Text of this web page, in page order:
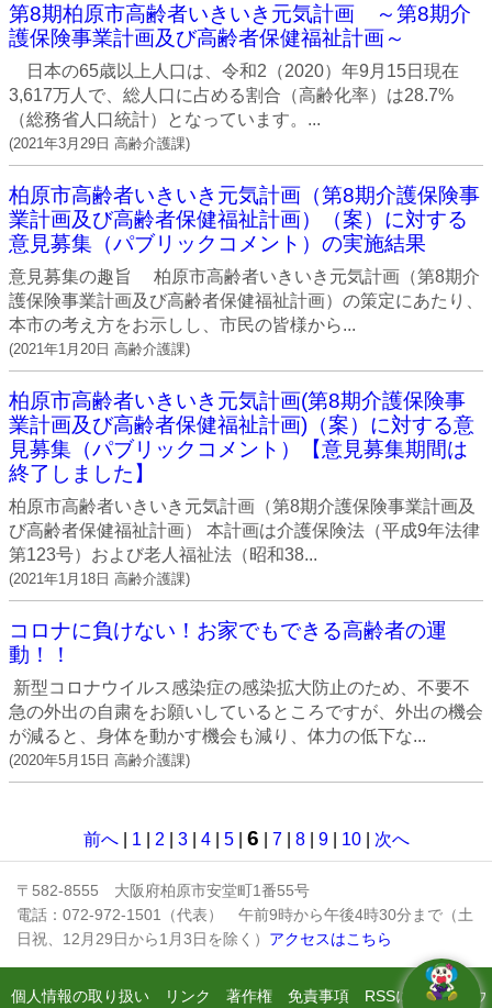
第8期柏原市高齢者いきいき元気計画 ～第8期介
護保険事業計画及び高齢者保健福祉計画～
日本の65歳以上人口は、令和2（2020）年9月15日現在
3,617万人で、総人口に占める割合（高齢化率）は28.7%
（総務省人口統計）となっています。...
(2021年3月29日 高齢介護課)
柏原市高齢者いきいき元気計画（第8期介護保険事
業計画及び高齢者保健福祉計画）（案）に対する
意見募集（パブリックコメント）の実施結果
意見募集の趣旨 柏原市高齢者いきいき元気計画（第8期介
護保険事業計画及び高齢者保健福祉計画）の策定にあたり、
本市の考え方をお示しし、市民の皆様から...
(2021年1月20日 高齢介護課)
柏原市高齢者いきいき元気計画(第8期介護保険事
業計画及び高齢者保健福祉計画)（案）に対する意
見募集（パブリックコメント）【意見募集期間は
終了しました】
柏原市高齢者いきいき元気計画（第8期介護保険事業計画及
び高齢者保健福祉計画） 本計画は介護保険法（平成9年法律
第123号）および老人福祉法（昭和38...
(2021年1月18日 高齢介護課)
コロナに負けない！お家でもできる高齢者の運
動！！
新型コロナウイルス感染症の感染拡大防止のため、不要不
急の外出の自粛をお願いしているところですが、外出の機会
が減ると、身体を動かす機会も減り、体力の低下な...
(2020年5月15日 高齢介護課)
前へ 1 2 3 4 5 6 7 8 9 10 次へ
〒582-8555 大阪府柏原市安堂町1番55号
電話：072-972-1501（代表） 午前9時から午後4時30分まで（土
日祝、12月29日から1月3日を除く） アクセスはこちら
個人情報の取り扱い リンク 著作権 免責事項 RSSについて ウ